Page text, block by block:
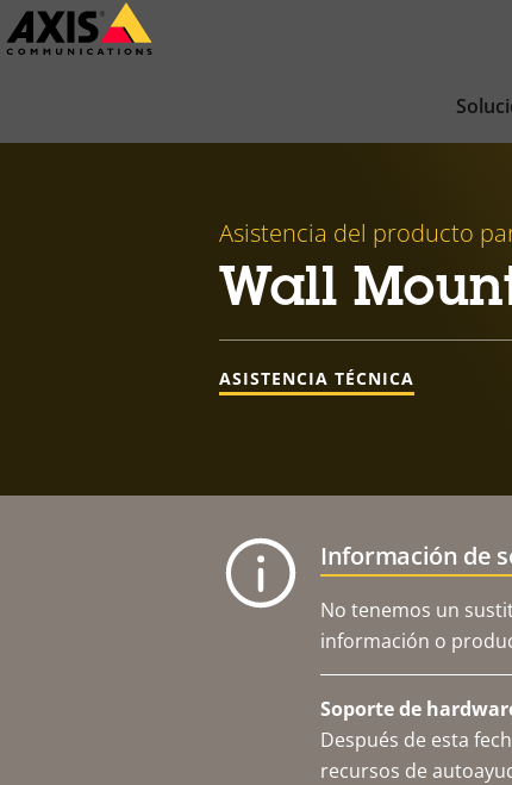
Saltar
al
Asistencia del producto
Wall
ASISTENCIA TÉCNICA
Información de
No tenemos un
información o
Soporte de
Después de esta
recursos de